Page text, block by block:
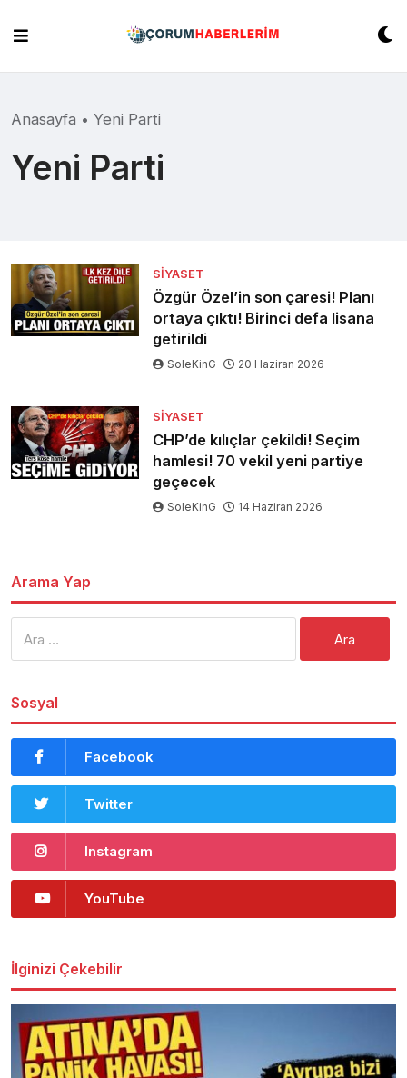
content
Anasayfa • Yeni Parti
Yeni Parti
SIYASET
Özgür Özel’in son çaresi! Planı
ortaya çıktı! Birinci defa lisana
getirildi
SoleKinG 20 Haziran 2026
SIYASET
CHP’de kılıçlar çekildi! Seçim
hamlesi! 70 vekil yeni partiye
geçecek
SoleKinG 14 Haziran 2026
Arama Yap
Sosyal
Facebook
Twitter
Instagram
YouTube
İlginizi Çekebilir